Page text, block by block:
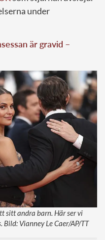
under
är gravid –
sitt andra barn. Här ser vi
Vianney Le Caer/AP/TT